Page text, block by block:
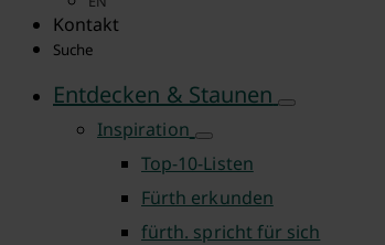
Kontakt
Suche
Entdecken & Staunen
Inspiration
Top-10-Listen
Fürth erkunden
fürth. spricht für sich